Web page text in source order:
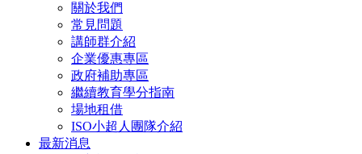
關於我們
常見問題
講師群介紹
企業優惠專區
政府補助專區
繼續教育學分指南
場地租借
ISO小超人團隊介紹
最新消息